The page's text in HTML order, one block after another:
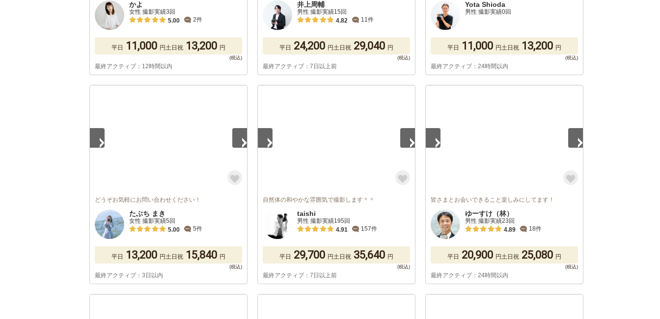
かよ
女性 撮影実績3回
5.00
2件
平日 11,000 円土日祝 13,200 円
最終アクティブ：12時間以内
井上周輔
男性 撮影実績15回
4.82
11件
平日 24,200 円土日祝 29,040 円
最終アクティブ：7日以上前
Yota Shioda
男性 撮影実績0回
平日 11,000 円土日祝 13,200 円
最終アクティブ：24時間以内
どうぞお気軽にお問い合わせください！
たぶち まき
女性 撮影実績5回
5.00
5件
平日 13,200 円土日祝 15,840 円
最終アクティブ：3日以内
自然体の和やかな雰囲気で撮影します＾＾
taishi
男性 撮影実績195回
4.91
157件
平日 29,700 円土日祝 35,640 円
最終アクティブ：7日以上前
皆さまとお会いできること楽しみにしてます！
ゆーすけ（林）
男性 撮影実績23回
4.89
18件
平日 20,900 円土日祝 25,080 円
最終アクティブ：24時間以内